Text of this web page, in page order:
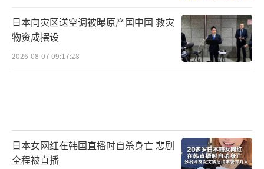
日本向灾区送空调被曝原产国中国 救灾
物资成摆设
2026-08-07 09:17:28
日本女网红在韩国直播时自杀身亡 悲剧
全程被直播